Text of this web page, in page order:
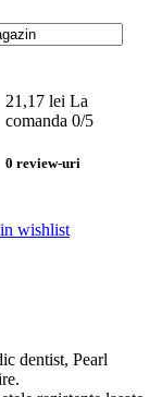
21,17 lei La
comanda 0/5
0 review-uri
wishlist
dentist, Pearl